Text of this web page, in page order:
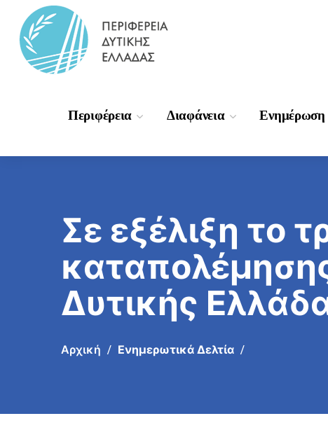
Περιφέρεια Διαφάνεια Ενημέρωση
Σε εξέλιξη το
Δυτικής
Αρχική Ενημερωτικά Δελτία